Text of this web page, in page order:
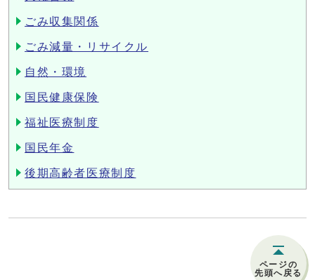
ごみ収集関係
ごみ減量・リサイクル
自然・環境
国民健康保険
福祉医療制度
国民年金
後期高齢者医療制度
ページの
先頭へ戻る